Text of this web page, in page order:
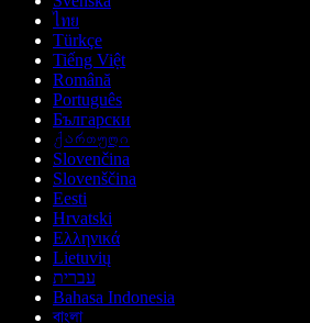
ไทย
Türkçe
Tiếng Việt
Română
Português
Български
ქართული
Slovenčina
Slovenščina
Eesti
Hrvatski
Ελληνικά
Lietuvių
עברית
Bahasa Indonesia
বাংলা